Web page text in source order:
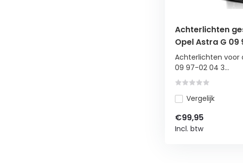
Achterlichten
Opel Astra G
zwart
Achterlichten voor
09 97-02 04 3...
Vergelijk
€99,95
Incl. btw